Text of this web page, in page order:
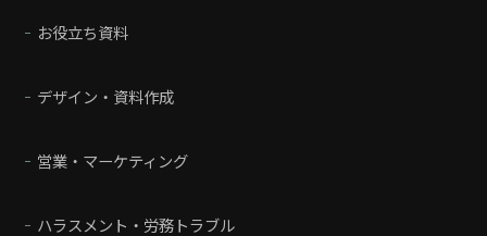
お役立ち資料
デザイン・資料作成
営業・マーケティング
ハラスメント・労務トラブル